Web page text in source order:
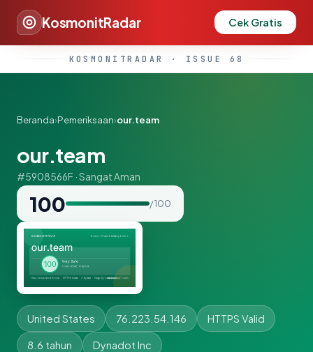
KosmonitRadar Cek Gratis
KOSMONITRADAR · ISSUE 68
Beranda›Pemeriksaan›our.team
our.team
#5908566F · Sangat Aman
100 / 100
United States 76.223.54.146 HTTPS Valid
8.6 tahun Dynadot Inc